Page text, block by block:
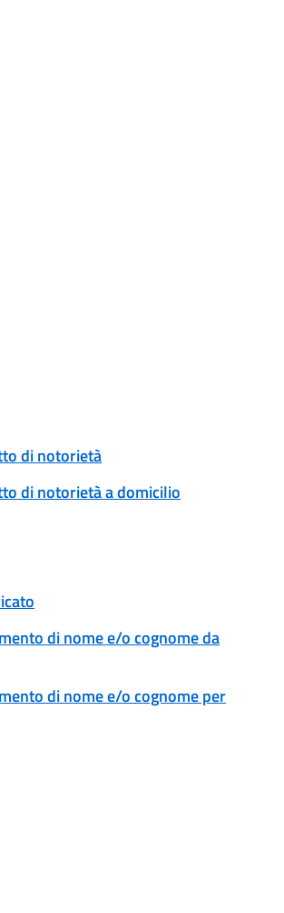
di notorietà
di notorietà a domicilio
di nome e/o cognome da
di nome e/o cognome per